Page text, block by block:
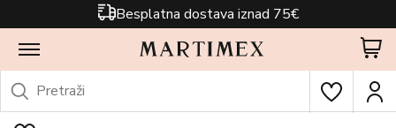
Besplatna dostava iznad 75€